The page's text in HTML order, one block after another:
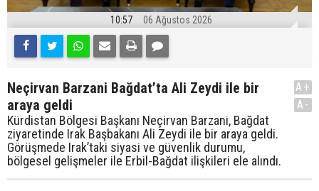
10:57 06 Ağustos 2026
Neçirvan Barzani Bağdat’ta Ali Zeydi ile bir
araya geldi
Kürdistan Bölgesi Başkanı Neçirvan Barzani, Bağdat
ziyaretinde Irak Başbakanı Ali Zeydi ile bir araya geldi.
Görüşmede Irak’taki siyasi ve güvenlik durumu,
bölgesel gelişmeler ile Erbil-Bağdat ilişkileri ele alındı.
A+
A-